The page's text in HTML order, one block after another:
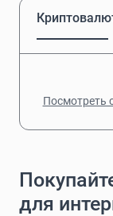
Посмотреть
для